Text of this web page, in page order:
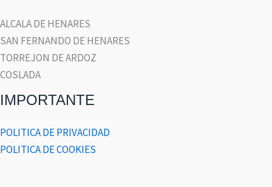
ALCALA DE HENARES
SAN FERNANDO DE HENARES
TORREJON DE ARDOZ
COSLADA
IMPORTANTE
POLITICA DE PRIVACIDAD
POLITICA DE COOKIES